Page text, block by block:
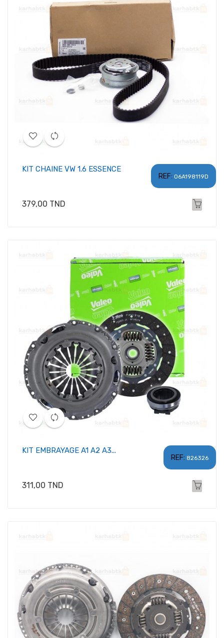
REF: 06A198119D
KIT CHAINE VW 1.6 ESSENCE
Prix
379,00 TND
REF: 826326
KIT EMBRAYAGE A1 A2 A3...
Prix
311,00 TND